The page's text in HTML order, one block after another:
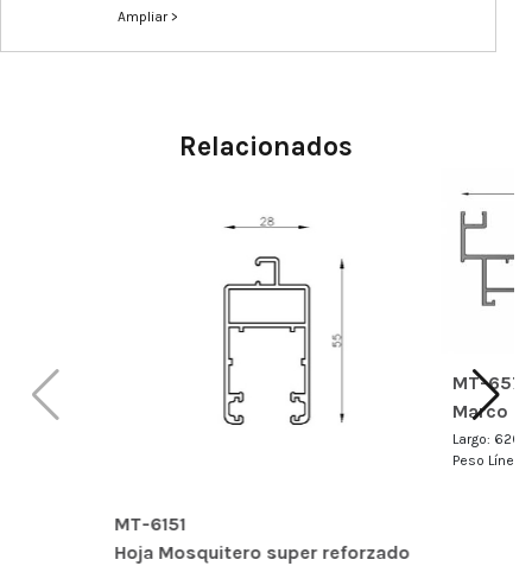
Ampliar >
Relacionados
MT-6151
Hoja Mosquitero super reforzado
MT-
Marco 3
Largo:
Peso